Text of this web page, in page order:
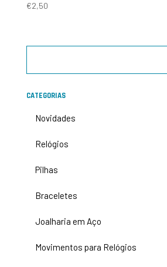
€2,50
CATEGORIAS
Novidades
Relógios
Pilhas
Braceletes
Joalharia em Aço
Movimentos para Relógios